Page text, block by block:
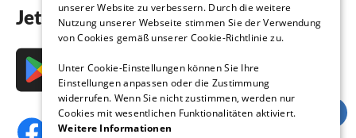
Jetzt die App downloaden
unserer Website zu verbessern. Durch die weitere
Nutzung unserer Webseite stimmen Sie der Verwendung
von Cookies gemäß unserer Cookie-Richtlinie zu.
Unter Cookie-Einstellungen können Sie Ihre
Einstellungen anpassen oder die Zustimmung
widerrufen. Wenn Sie nicht zustimmen, werden nur
Cookies mit wesentlichen Funktionalitäten aktiviert.
Weitere Informationen